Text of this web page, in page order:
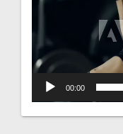
00:00